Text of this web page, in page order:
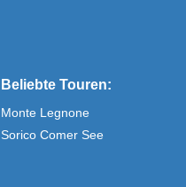
Beliebte Touren:
Monte Legnone
Sorico Comer See